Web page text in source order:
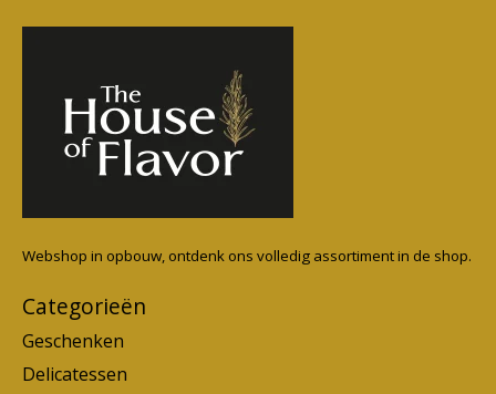
Webshop in opbouw, ontdenk ons volledig assortiment in de shop.
Categorieën
Geschenken
Delicatessen